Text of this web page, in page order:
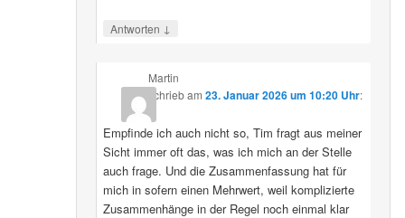
Antworten ↓
Martin
schriebam 23. Januar 2026 um 10:20 Uhr:
Empfinde ich auch nicht so, Tim fragt aus meiner
Sicht immer oft das, was ich mich an der Stelle
auch frage. Und die Zusammenfassung hat für
mich in sofern einen Mehrwert, weil komplizierte
Zusammenhänge in der Regel noch einmal klar